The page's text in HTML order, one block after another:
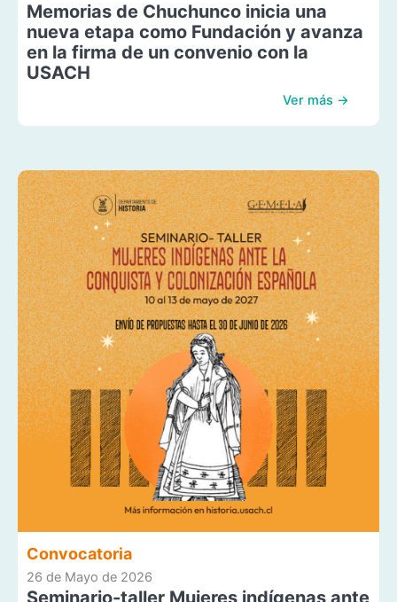
Memorias de Chuchunco inicia una
nueva etapa como Fundación y avanza
en la firma de un convenio con la
USACH
Ver más →
Convocatoria
26 de Mayo de 2026
Seminario-taller Mujeres indígenas ante